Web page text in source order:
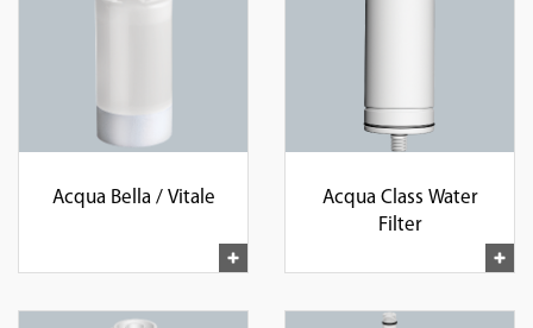
Acqua Bella / Vitale
Acqua Class Water
Filter